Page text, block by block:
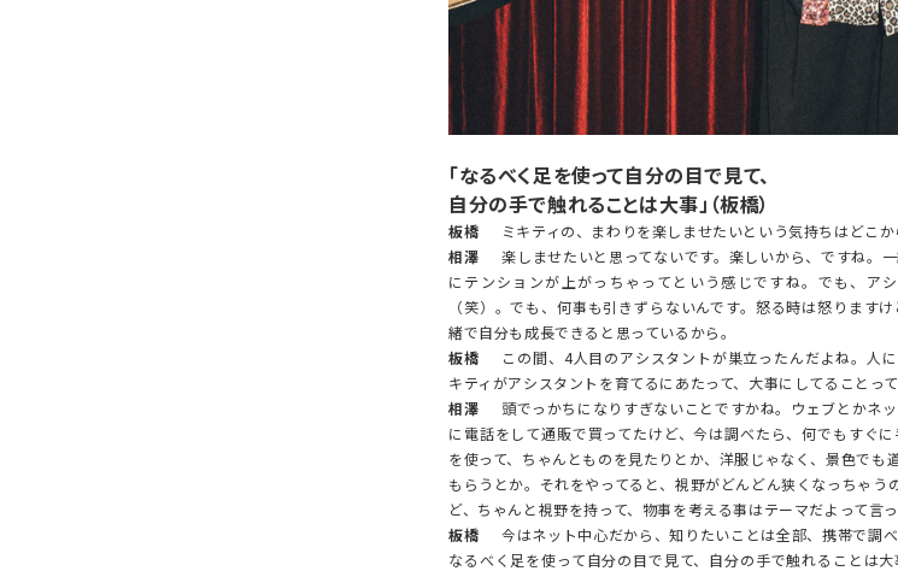
「なるべく足を使って自分の目で見て、
自分の手で触れることは大事」（板橋）
板橋
ミキティの、まわりを楽しませたいという気持ちはどこか
相澤
楽しませたいと思ってないです。楽しいから、ですね。
にテンションが上がっちゃってという感じですね。でも、ア
（笑）。でも、何事も引きずらないんです。怒る時は怒ります
緒で自分も成長できると思っているから。
板橋
この間、4人目のアシスタントが巣立ったんだよね。人
キティがアシスタントを育てるにあたって、大事にしてることっ
相澤
頭でっかちになりすぎないことですかね。ウェブとかネ
に電話をして通販で買ってたけど、今は調べたら、何でもすぐ
を使って、ちゃんとものを見たりとか、洋服じゃなく、景色でも
もらうとか。それをやってると、視野がどんどん狭くなっちゃう
ど、ちゃんと視野を持って、物事を考える事はテーマだよって言っ
板橋
今はネット中心だから、知りたいことは全部、携帯で調
なるべく足を使って自分の目で見て、自分の手で触れることは